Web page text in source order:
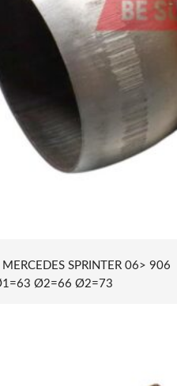
SPRINTER 06> 906
Ø2=66 Ø2=73